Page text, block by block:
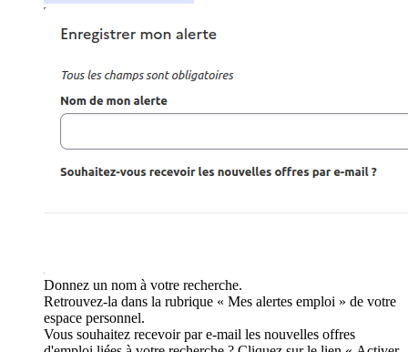
Donnez un nom à votre recherche.
Retrouvez-la dans la rubrique « Mes alertes emploi » de votre
espace personnel.
Vous souhaitez recevoir par e-mail les nouvelles offres